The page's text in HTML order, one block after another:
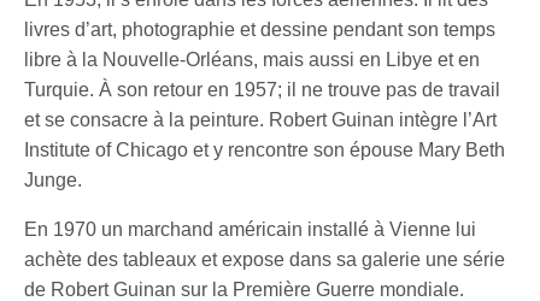
livres d’art, photographie et dessine pendant son temps
libre à la Nouvelle-Orléans, mais aussi en Libye et en
Turquie. À son retour en 1957; il ne trouve pas de travail
et se consacre à la peinture. Robert Guinan intègre l’Art
Institute of Chicago et y rencontre son épouse Mary Beth
Junge.
En 1970 un marchand américain installé à Vienne lui
achète des tableaux et expose dans sa galerie une série
de Robert Guinan sur la Première Guerre mondiale.